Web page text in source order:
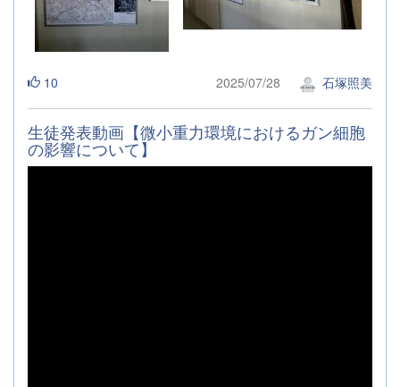
10 2025/07/28 石塚照美
生徒発表動画【微小重力環境におけるガン細胞
の影響について】